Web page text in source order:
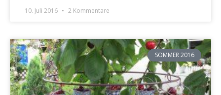
10. Juli 2016 2 Kommentare
SOMMER 2016